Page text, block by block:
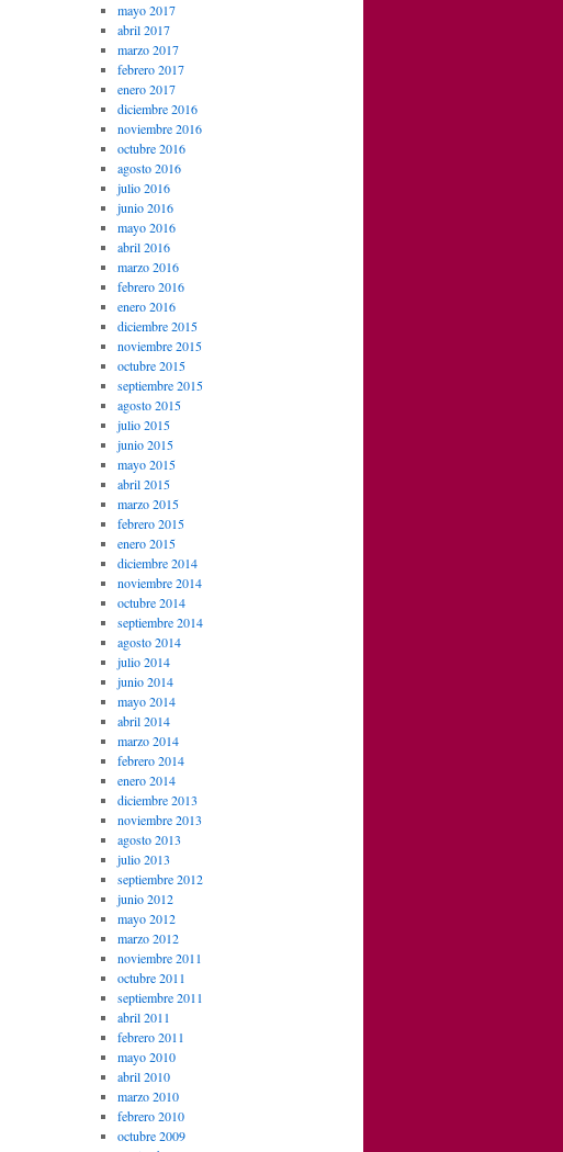
mayo 2017
abril 2017
marzo 2017
febrero 2017
enero 2017
diciembre 2016
noviembre 2016
octubre 2016
agosto 2016
julio 2016
junio 2016
mayo 2016
abril 2016
marzo 2016
febrero 2016
enero 2016
diciembre 2015
noviembre 2015
octubre 2015
septiembre 2015
agosto 2015
julio 2015
junio 2015
mayo 2015
abril 2015
marzo 2015
febrero 2015
enero 2015
diciembre 2014
noviembre 2014
octubre 2014
septiembre 2014
agosto 2014
julio 2014
junio 2014
mayo 2014
abril 2014
marzo 2014
febrero 2014
enero 2014
diciembre 2013
noviembre 2013
agosto 2013
julio 2013
septiembre 2012
junio 2012
mayo 2012
marzo 2012
noviembre 2011
octubre 2011
septiembre 2011
abril 2011
febrero 2011
mayo 2010
abril 2010
marzo 2010
febrero 2010
octubre 2009